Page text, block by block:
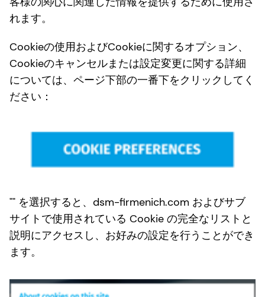
れます。
Cookieの使用およびCookieに関するオプション、
Cookieのキャンセルまたは設定変更に関する詳細
については、ページ下部の一番下をクリックしてく
ださい：
"" を選択すると、dsm-firmenich.com およびサブ
サイトで使用されている Cookie の完全なリストと
説明にアクセスし、お好みの設定を行うことができ
ます。